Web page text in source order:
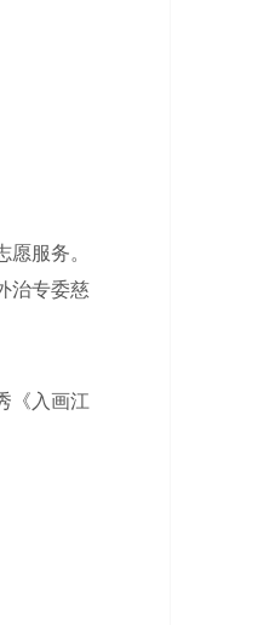
服务。
治专委慈
《入画江